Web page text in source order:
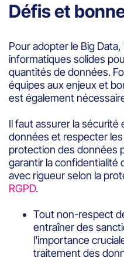
Défis et
Pour adopter le Big
informatiques solides
quantités de données.
équipes aux enjeux et
est également
Il faut assurer la sécurité
données et respecter
protection des données
garantir la confidentialité
avec rigueur selon la
RGPD.
Tout non-respect
entraîner des
l'importance
traitement des